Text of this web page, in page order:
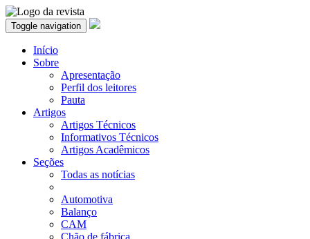
Toggle navigation
Início
Sobre
Apresentação
Perfil dos leitores
Pauta
Artigos
Artigos Técnicos
Informativos Técnicos
Artigos Acadêmicos
Seções
Todas as notícias
Automotiva
Balanço
CAM
Chão de fábrica